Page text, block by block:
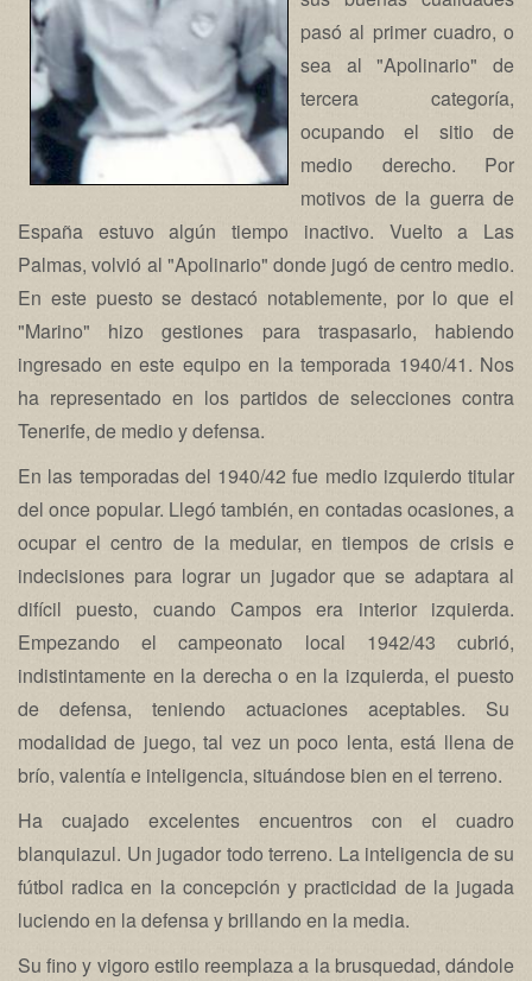
pasó al primer cuadro, o
sea al "Apolinario" de
tercera categoría,
ocupando el sitio de
medio derecho. Por
motivos de la guerra de
España estuvo algún tiempo inactivo. Vuelto a Las
Palmas, volvió al "Apolinario" donde jugó de centro medio.
En este puesto se destacó notablemente, por lo que el
"Marino" hizo gestiones para traspasarlo, habiendo
ingresado en este equipo en la temporada 1940/41. Nos
ha representado en los partidos de selecciones contra
Tenerife, de medio y defensa.
En las temporadas del 1940/42 fue medio izquierdo titular
del once popular. Llegó también, en contadas ocasiones, a
ocupar el centro de la medular, en tiempos de crisis e
indecisiones para lograr un jugador que se adaptara al
difícil puesto, cuando Campos era interior izquierda.
Empezando el campeonato local 1942/43 cubrió,
indistintamente en la derecha o en la izquierda, el puesto
de defensa, teniendo actuaciones aceptables. Su
modalidad de juego, tal vez un poco lenta, está llena de
brío, valentía e inteligencia, situándose bien en el terreno.
Ha cuajado excelentes encuentros con el cuadro
blanquiazul. Un jugador todo terreno. La inteligencia de su
fútbol radica en la concepción y practicidad de la jugada
luciendo en la defensa y brillando en la media.
Su fino y vigoro estilo reemplaza a la brusquedad, dándole